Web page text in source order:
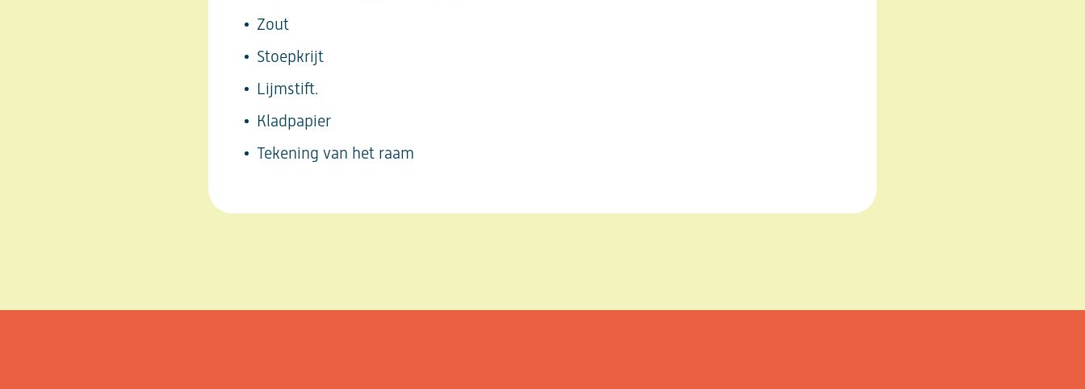
Zout
Stoepkrijt
Lijmstift.
Kladpapier
Tekening van het raam